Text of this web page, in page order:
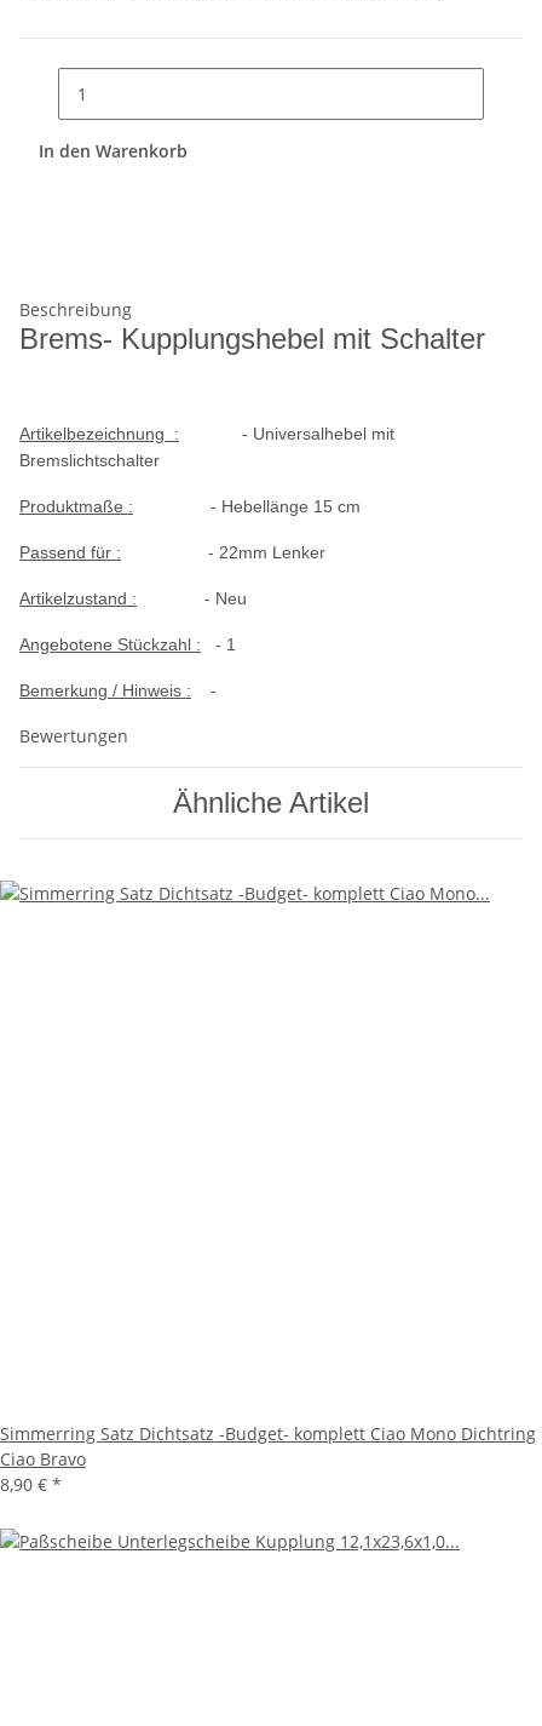
In den Warenkorb
Beschreibung
Brems- Kupplungshebel mit Schalter
Artikelbezeichnung : - Universalhebel mit
Bremslichtschalter
Produktmaße : - Hebellänge 15 cm
Passend für : - 22mm Lenker
Artikelzustand : - Neu
Angebotene Stückzahl : - 1
Bemerkung / Hinweis : -
Bewertungen
Ähnliche Artikel
Simmerring Satz Dichtsatz -Budget- komplett Ciao Mono Dichtring
Ciao Bravo
8,90 € *